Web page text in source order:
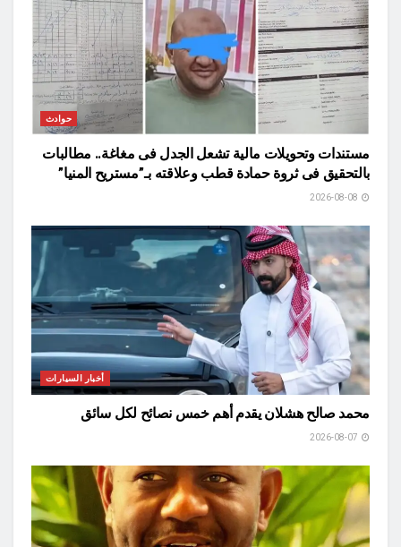
حوادث
مستندات وتحويلات مالية تشعل الجدل فى مغاغة.. مطالبات
بالتحقيق فى ثروة حمادة قطب وعلاقته بـ”مستريح المنيا”
أخبار السيارات
محمد صالح هشلان يقدم أهم خمس نصائح لكل سائق